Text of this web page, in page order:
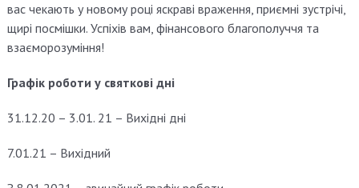
вас чекають у новому році яскраві враження, приємні зустрічі,
щирі посмішки. Успіхів вам, фінансового благополуччя та
взаєморозуміння!
Графік роботи у святкові дні
31.12.20 – 3.01. 21 – Вихідні дні
7.01.21 – Вихідний